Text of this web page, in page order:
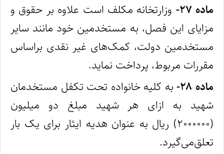
‌ماده ۲۷-
وزارتخانه مکلف است علاوه بر حقوق و
مزایای این فصل، به مستخدمین خود مانند سایر
مستخدمین دولت، کمک‌های غیر نقدی بر‌اساس
مقررات مربوط، پرداخت نماید.
‌ماده ۲۸-
به کلیه خانواده تحت تکفل مستخدمان
شهید به ازای هر شهید مبلغ دو میلیون
(۲۰۰۰۰۰۰) ریال به عنوان هدیه ایثار برای یک بار
تعلق‌می‌گیرد.